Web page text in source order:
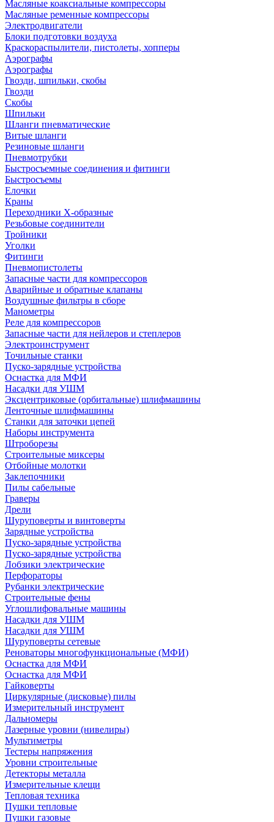
Масляные коаксиальные компрессоры
Масляные ременные компрессоры
Электродвигатели
Блоки подготовки воздуха
Краскораспылители, пистолеты, хопперы
Аэрографы
Аэрографы
Гвозди, шпильки, скобы
Гвозди
Скобы
Шпильки
Шланги пневматические
Витые шланги
Резиновые шланги
Пневмотрубки
Быстросъемные соединения и фитинги
Быстросъемы
Елочки
Краны
Переходники Х-образные
Резьбовые соединители
Тройники
Уголки
Фитинги
Пневмопистолеты
Запасные части для компрессоров
Аварийные и обратные клапаны
Воздушные фильтры в сборе
Манометры
Реле для компрессоров
Запасные части для нейлеров и степлеров
Электроинструмент
Точильные станки
Пуско-зарядные устройства
Оснастка для МФИ
Насадки для УШМ
Эксцентриковые (орбитальные) шлифмашины
Ленточные шлифмашины
Станки для заточки цепей
Наборы инструмента
Штроборезы
Строительные миксеры
Отбойные молотки
Заклепочники
Пилы сабельные
Граверы
Дрели
Шуруповерты и винтоверты
Зарядные устройства
Пуско-зарядные устройства
Пуско-зарядные устройства
Лобзики электрические
Перфораторы
Рубанки электрические
Строительные фены
Углошлифовальные машины
Насадки для УШМ
Насадки для УШМ
Шуруповерты сетевые
Реноваторы многофункциональные (МФИ)
Оснастка для МФИ
Оснастка для МФИ
Гайковерты
Циркулярные (дисковые) пилы
Измерительный инструмент
Дальномеры
Лазерные уровни (нивелиры)
Мультиметры
Тестеры напряжения
Уровни строительные
Детекторы металла
Измерительные клещи
Тепловая техника
Пушки тепловые
Пушки газовые